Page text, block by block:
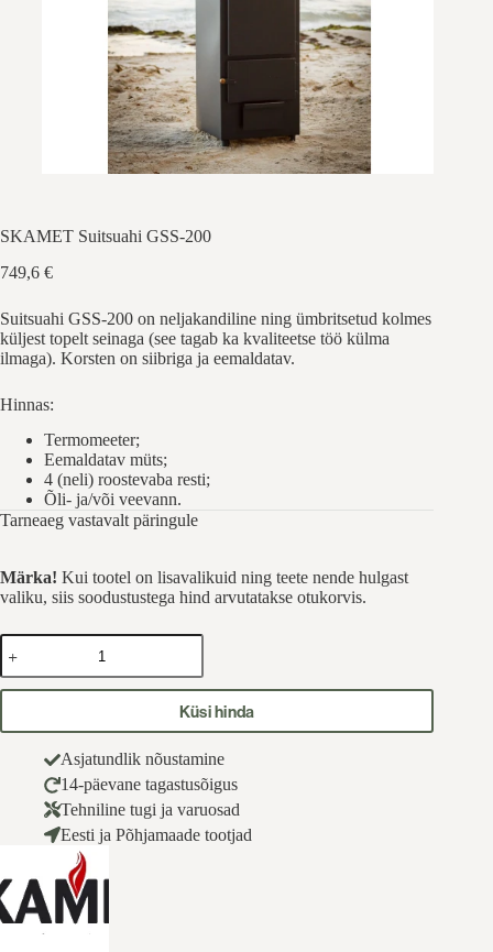
SKAMET Suitsuahi GSS-200
749,6 €
Suitsuahi GSS-200 on neljakandiline ning ümbritsetud kolmes
küljest topelt seinaga (see tagab ka kvaliteetse töö külma
ilmaga). Korsten on siibriga ja eemaldatav.
Hinnas:
Termomeeter;
Eemaldatav müts;
4 (neli) roostevaba resti;
Õli- ja/või veevann.
Tarneaeg vastavalt päringule
Märka! Kui tootel on lisavalikuid ning teete nende hulgast
valiku, siis soodustustega hind arvutatakse otukorvis.
SKAMET
Suitsuahi
GSS-
200
Küsi hinda
Asjatundlik nõustamine
14-päevane tagastusõigus
Tehniline tugi ja varuosad
Eesti ja Põhjamaade tootjad